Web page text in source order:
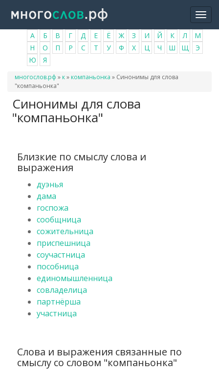
основному
содержанию
А Б В Г Д Е Ё Ж З И Й К Л
М
Н
О П Р С Т У Ф Х Ц Ч Ш Щ
Э
Ю
Я
Вы
здесь
многослов.рф » к» компаньонка » Синонимы для слова
"компаньонка"
Синонимы для слова
"компаньонка"
Близкие по смыслу слова и
выражения
дуэнья
дама
госпожа
сообщница
сожительница
приспешница
соучастница
пособница
единомышленница
совладелица
партнёрша
участница
Слова и выражения связанные по
смыслу со словом "компаньонка"